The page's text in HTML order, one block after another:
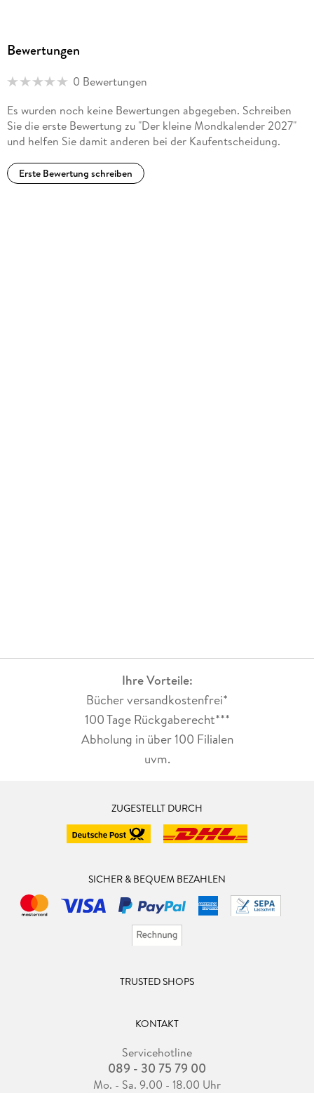
Bewertungen
0 Bewertungen
Es wurden noch keine Bewertungen abgegeben. Schreiben
Sie die erste Bewertung zu "Der kleine Mondkalender 2027"
und helfen Sie damit anderen bei der Kaufentscheidung.
Erste Bewertung schreiben
Ihre Vorteile:
Bücher versandkostenfrei*
100 Tage Rückgaberecht***
Abholung in über 100 Filialen
uvm.
ZUGESTELLT DURCH
SICHER & BEQUEM BEZAHLEN
TRUSTED SHOPS
KONTAKT
Servicehotline
089 - 30 75 79 00
Mo. - Sa. 9.00 - 18.00 Uhr